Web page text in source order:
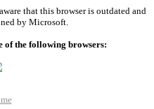
that this browser is outdated and
by Microsoft.
of the following browsers: